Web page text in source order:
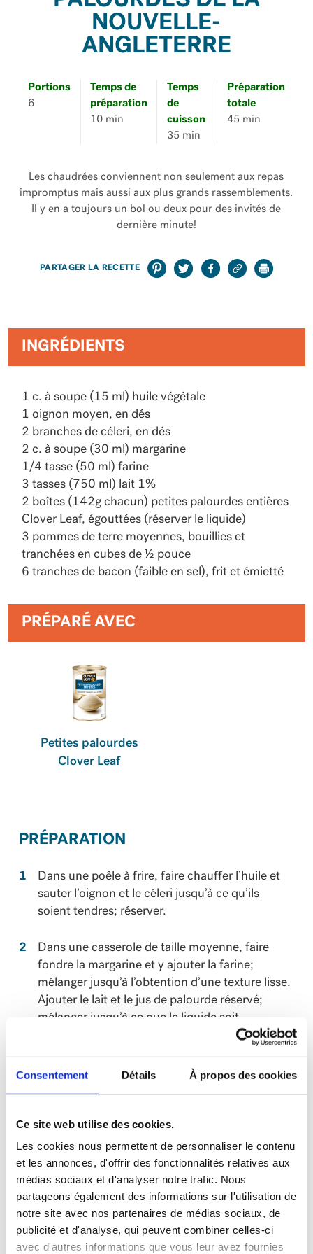
Consentement Détails À propos des cookies
Ce site web utilise des cookies.
Les cookies nous permettent de personnaliser le contenu
et les annonces, d'offrir des fonctionnalités relatives aux
médias sociaux et d'analyser notre trafic. Nous
partageons également des informations sur l'utilisation de
notre site avec nos partenaires de médias sociaux, de
publicité et d'analyse, qui peuvent combiner celles-ci
avec d'autres informations que vous leur avez fournies
NOUVELLE-
ANGLETERRE
Portions
6
Temps de
préparation
10 min
Temps
de
cuisson
35 min
Préparation
totale
45 min
Les chaudrées conviennent non seulement aux repas
impromptus mais aussi aux plus grands rassemblements.
Il y en a toujours un bol ou deux pour des invités de
dernière minute!
PARTAGER LA RECETTE
INGRÉDIENTS
1 c. à soupe (15 ml) huile végétale
1 oignon moyen, en dés
2 branches de céleri, en dés
2 c. à soupe (30 ml) margarine
1/4 tasse (50 ml) farine
3 tasses (750 ml) lait 1%
2 boîtes (142g chacun) petites palourdes entières
Clover Leaf, égouttées (réserver le liquide)
3 pommes de terre moyennes, bouillies et
tranchées en cubes de ½ pouce
6 tranches de bacon (faible en sel), frit et émietté
PRÉPARÉ AVEC
Petites palourdes
Clover Leaf
PRÉPARATION
Dans une poêle à frire, faire chauffer l’huile et
sauter l’oignon et le céleri jusqu’à ce qu’ils
soient tendres; réserver.
Dans une casserole de taille moyenne, faire
fondre la margarine et y ajouter la farine;
mélanger jusqu’à l’obtention d’une texture lisse.
Ajouter le lait et le jus de palourde réservé;
mélanger jusqu’à ce que le liquide soit
légèrement épaissi. Ajouter le céleri et l’oignon
hachées et le bacon. Mélanger à feu doux,
Servir immédiatement.
NUTRITION
Quantité Valeur